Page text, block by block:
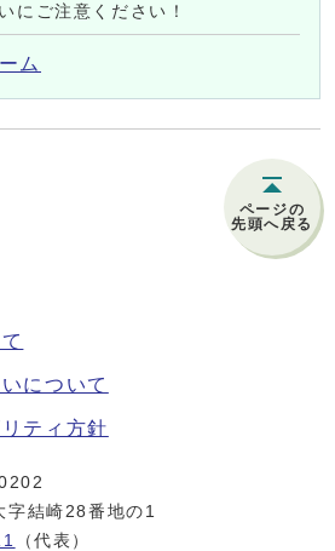
にご注意ください！
ム
ページの
先頭へ戻る
について
ティ方針
字結崎28番地の1
（代表）